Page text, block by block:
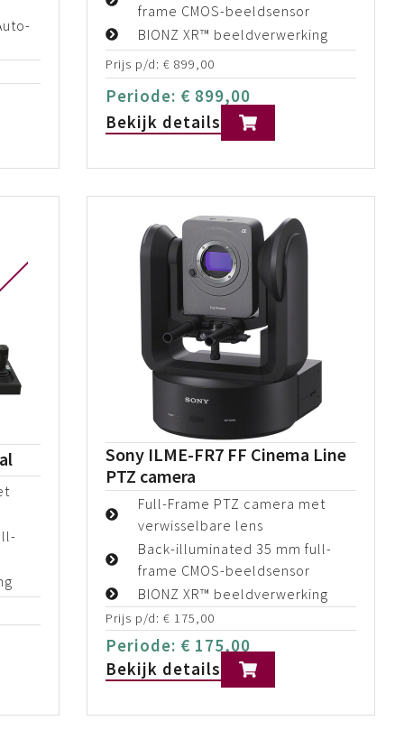
frame CMOS-beeldsensor
BIONZ XR™ beeldverwerking
Prijs p/d: € 899,00
Periode: € 899,00
Bekijk details
Sony ILME-FR7 FF Cinema Line
PTZ camera
Full-Frame PTZ camera met
verwisselbare lens
Back-illuminated 35 mm full-
frame CMOS-beeldsensor
BIONZ XR™ beeldverwerking
Prijs p/d: € 175,00
Periode: € 175,00
Bekijk details